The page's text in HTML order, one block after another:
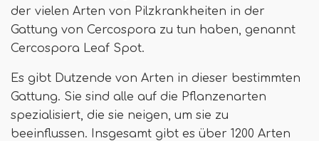
der vielen Arten von Pilzkrankheiten in der
Gattung von Cercospora zu tun haben, genannt
Cercospora Leaf Spot.
Es gibt Dutzende von Arten in dieser bestimmten
Gattung. Sie sind alle auf die Pflanzenarten
spezialisiert, die sie neigen, um sie zu
beeinflussen. Insgesamt gibt es über 1200 Arten